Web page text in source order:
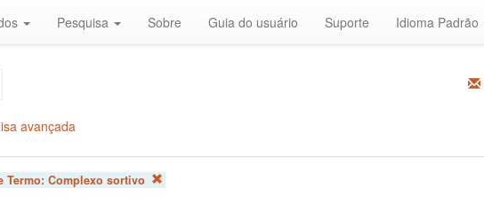
Pesquisa Sobre Guia do usuário Suporte Idioma Padrão
avançada
Termo: Complexo sortivo